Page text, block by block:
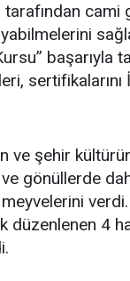
cami
başarıyla
ve şehir
gönüllerde
düzenlenen 4